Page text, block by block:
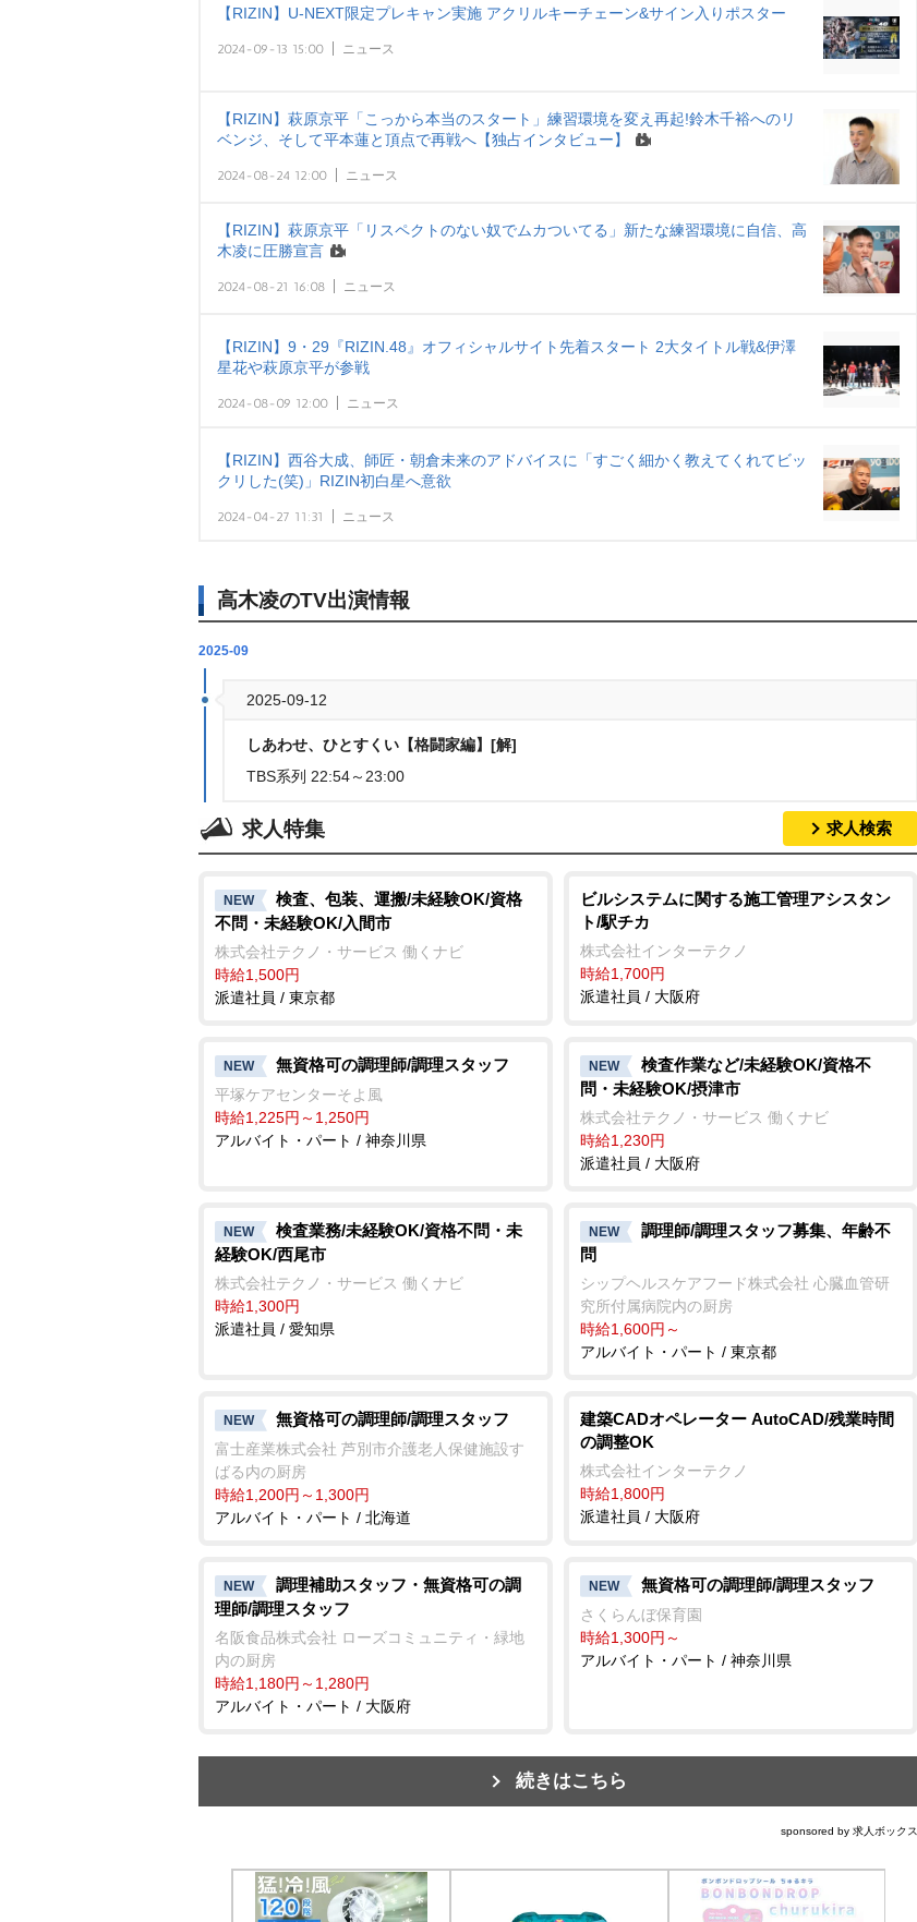
e
【RIZIN】U-NEXT限定プレキャン実施 アクリルキーチェーン&サイン入りポスター
2024-09-13 15:00 ニュース
【RIZIN】萩原京平「こっから本当のスタート」練習環境を変え再起!鈴木千裕へのリ
ベンジ、そして平本蓮と頂点で再戦へ【独占インタビュー】
2024-08-24 12:00 ニュース
【RIZIN】萩原京平「リスペクトのない奴でムカついてる」新たな練習環境に自信、高
木凌に圧勝宣言
2024-08-21 16:08 ニュース
【RIZIN】9・29『RIZIN.48』オフィシャルサイト先着スタート 2大タイトル戦&伊澤
星花や萩原京平が参戦
2024-08-09 12:00 ニュース
【RIZIN】西谷大成、師匠・朝倉未来のアドバイスに「すごく細かく教えてくれてビッ
クリした(笑)」RIZIN初白星へ意欲
2024-04-27 11:31 ニュース
高木凌のTV出演情報
2025-09
2025-09-12
しあわせ、ひとすくい【格闘家編】[解]
TBS系列 22:54～23:00
求人特集 求人検索
NEW
検査、包装、運搬/未経験OK/資格
不問・未経験OK/入間市
株式会社テクノ・サービス 働くナビ
時給1,500円
派遣社員 / 東京都
ビルシステムに関する施工管理アシスタン
ト/駅チカ
株式会社インターテクノ
時給1,700円
派遣社員 / 大阪府
NEW 無資格可の調理師/調理スタッフ
平塚ケアセンターそよ風
時給1,225円～1,250円
アルバイト・パート / 神奈川県
NEW
検査作業など/未経験OK/資格不
問・未経験OK/摂津市
株式会社テクノ・サービス 働くナビ
時給1,230円
派遣社員 / 大阪府
NEW
検査業務/未経験OK/資格不問・未
経験OK/西尾市
株式会社テクノ・サービス 働くナビ
時給1,300円
派遣社員 / 愛知県
NEW
調理師/調理スタッフ募集、年齢不
問
シップヘルスケアフード株式会社 心臓血管研
究所付属病院内の厨房
時給1,600円～
アルバイト・パート / 東京都
NEW 無資格可の調理師/調理スタッフ
富士産業株式会社 芦別市介護老人保健施設す
ばる内の厨房
時給1,200円～1,300円
アルバイト・パート / 北海道
建築CADオペレーター AutoCAD/残業時間
の調整OK
株式会社インターテクノ
時給1,800円
派遣社員 / 大阪府
NEW
調理補助スタッフ・無資格可の調
理師/調理スタッフ
名阪食品株式会社 ローズコミュニティ・緑地
内の厨房
時給1,180円～1,280円
アルバイト・パート / 大阪府
NEW 無資格可の調理師/調理スタッフ
さくらんぼ保育園
時給1,300円～
アルバイト・パート / 神奈川県
続きはこちら
sponsored by 求人ボックス